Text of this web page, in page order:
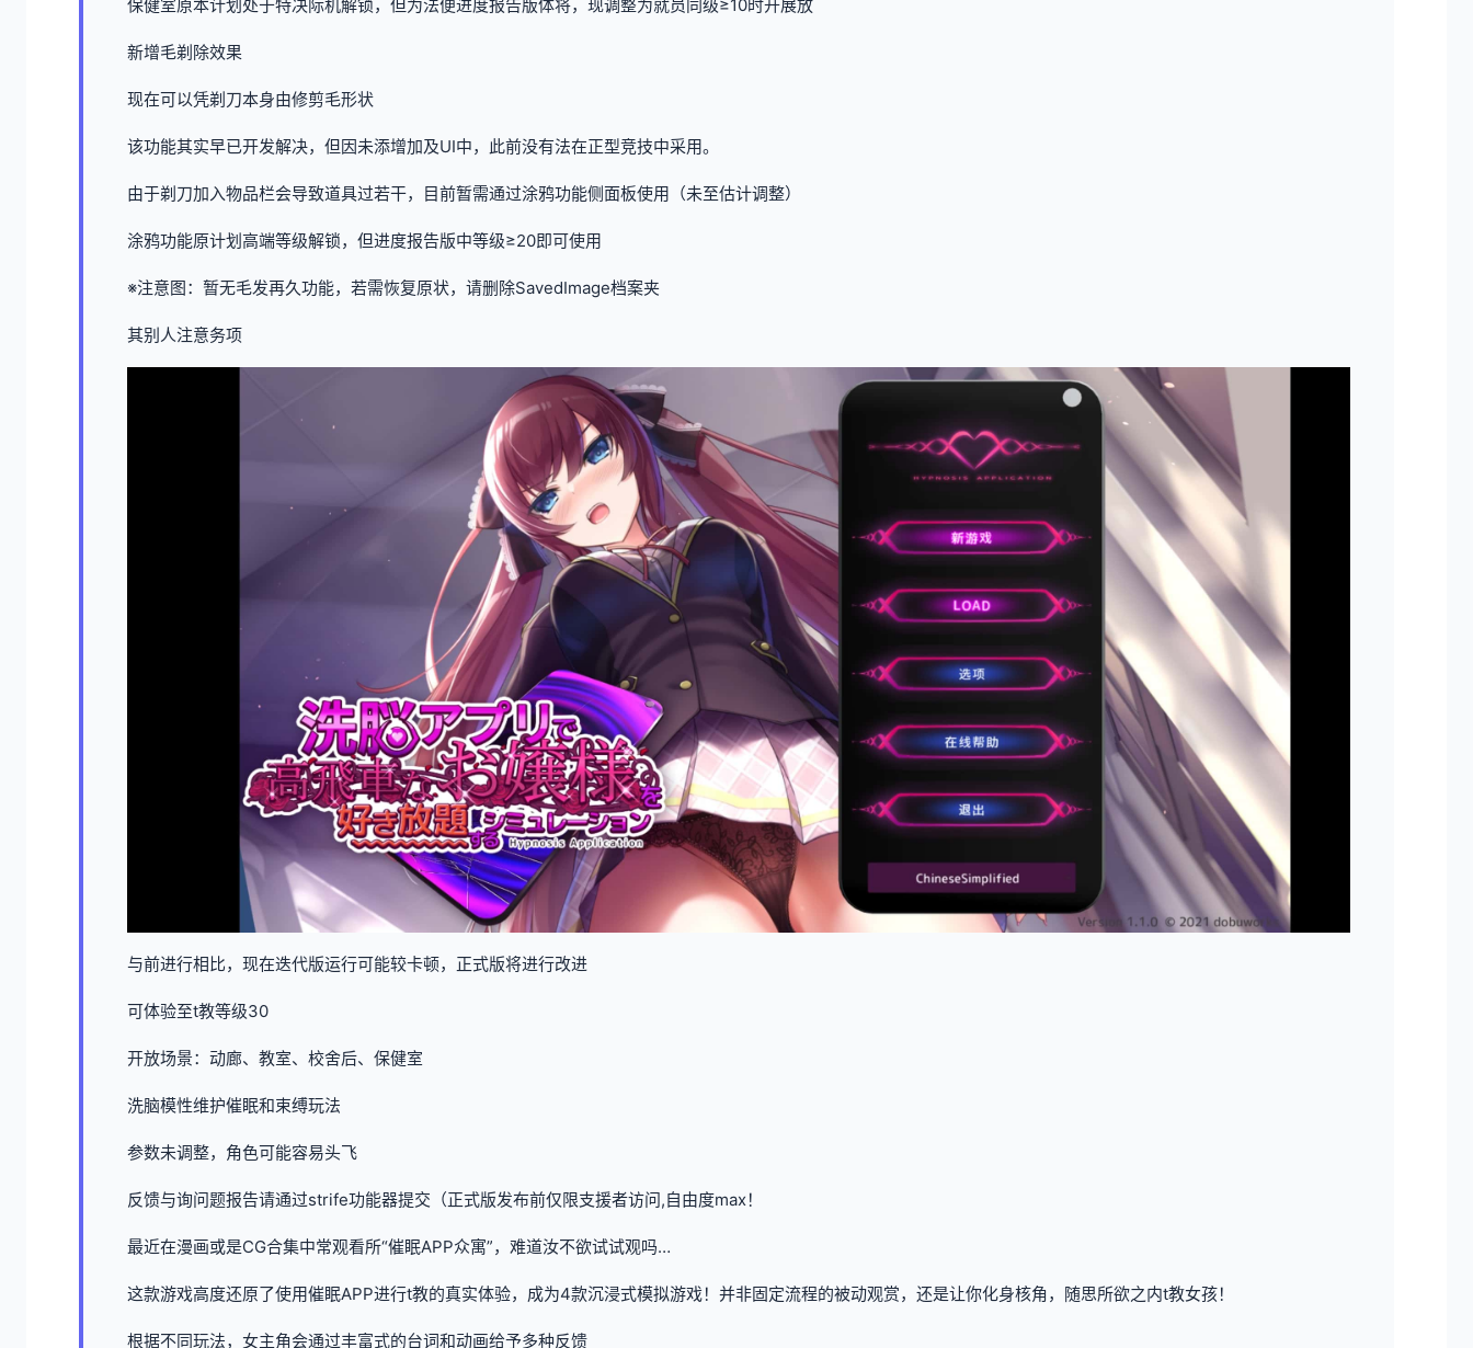
保健室原本计划处于特决际机解锁，但为法便进度报告版体将，现调整为就员同级≥10时开展放
新增毛剃除效果
现在可以凭剃刀本身由修剪毛形状
该功能其实早已开发解决，但因未添增加及UI中，此前没有法在正型竞技中采用。
由于剃刀加入物品栏会导致道具过若干，目前暂需通过涂鸦功能侧面板使用（未至估计调整）
涂鸦功能原计划高端等级解锁，但进度报告版中等级≥20即可使用
※注意图 ：暂无毛发再久功能，若需恢复原状，请删除SavedImage档案夹
其别人注意务项
与前进行相比，现在迭代版运行可能较卡顿，正式版将进行改进
可体验至t教等级30
开放场景：动廊、教室、校舍后、保健室
洗脑模性维护催眠和束缚玩法
参数未调整，角色可能容易头飞
反馈与询问题报告请通过strife功能器提交（正式版发布前仅限支援者访问,自由度max！
最近在漫画或是CG合集中常观看所“催眠APP众寓”，难道汝不欲试试观吗…
这款游戏高度还原了使用催眠APP进行t教的真实体验，成为4款沉浸式模拟游戏！并非固定流程的被动观赏，还是让你化身核角，随思所欲之内t教女孩！
根据不同玩法，女主角会通过丰富式的台词和动画给予多种反馈